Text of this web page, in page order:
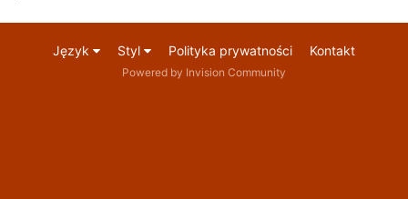
Język Styl Polityka prywatności Kontakt
Powered by Invision Community